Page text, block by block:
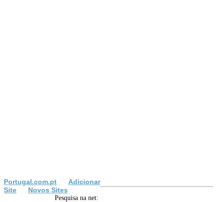
Portugal.com.pt
Adicionar
Site
Novos Sites
Pesquisa na net: